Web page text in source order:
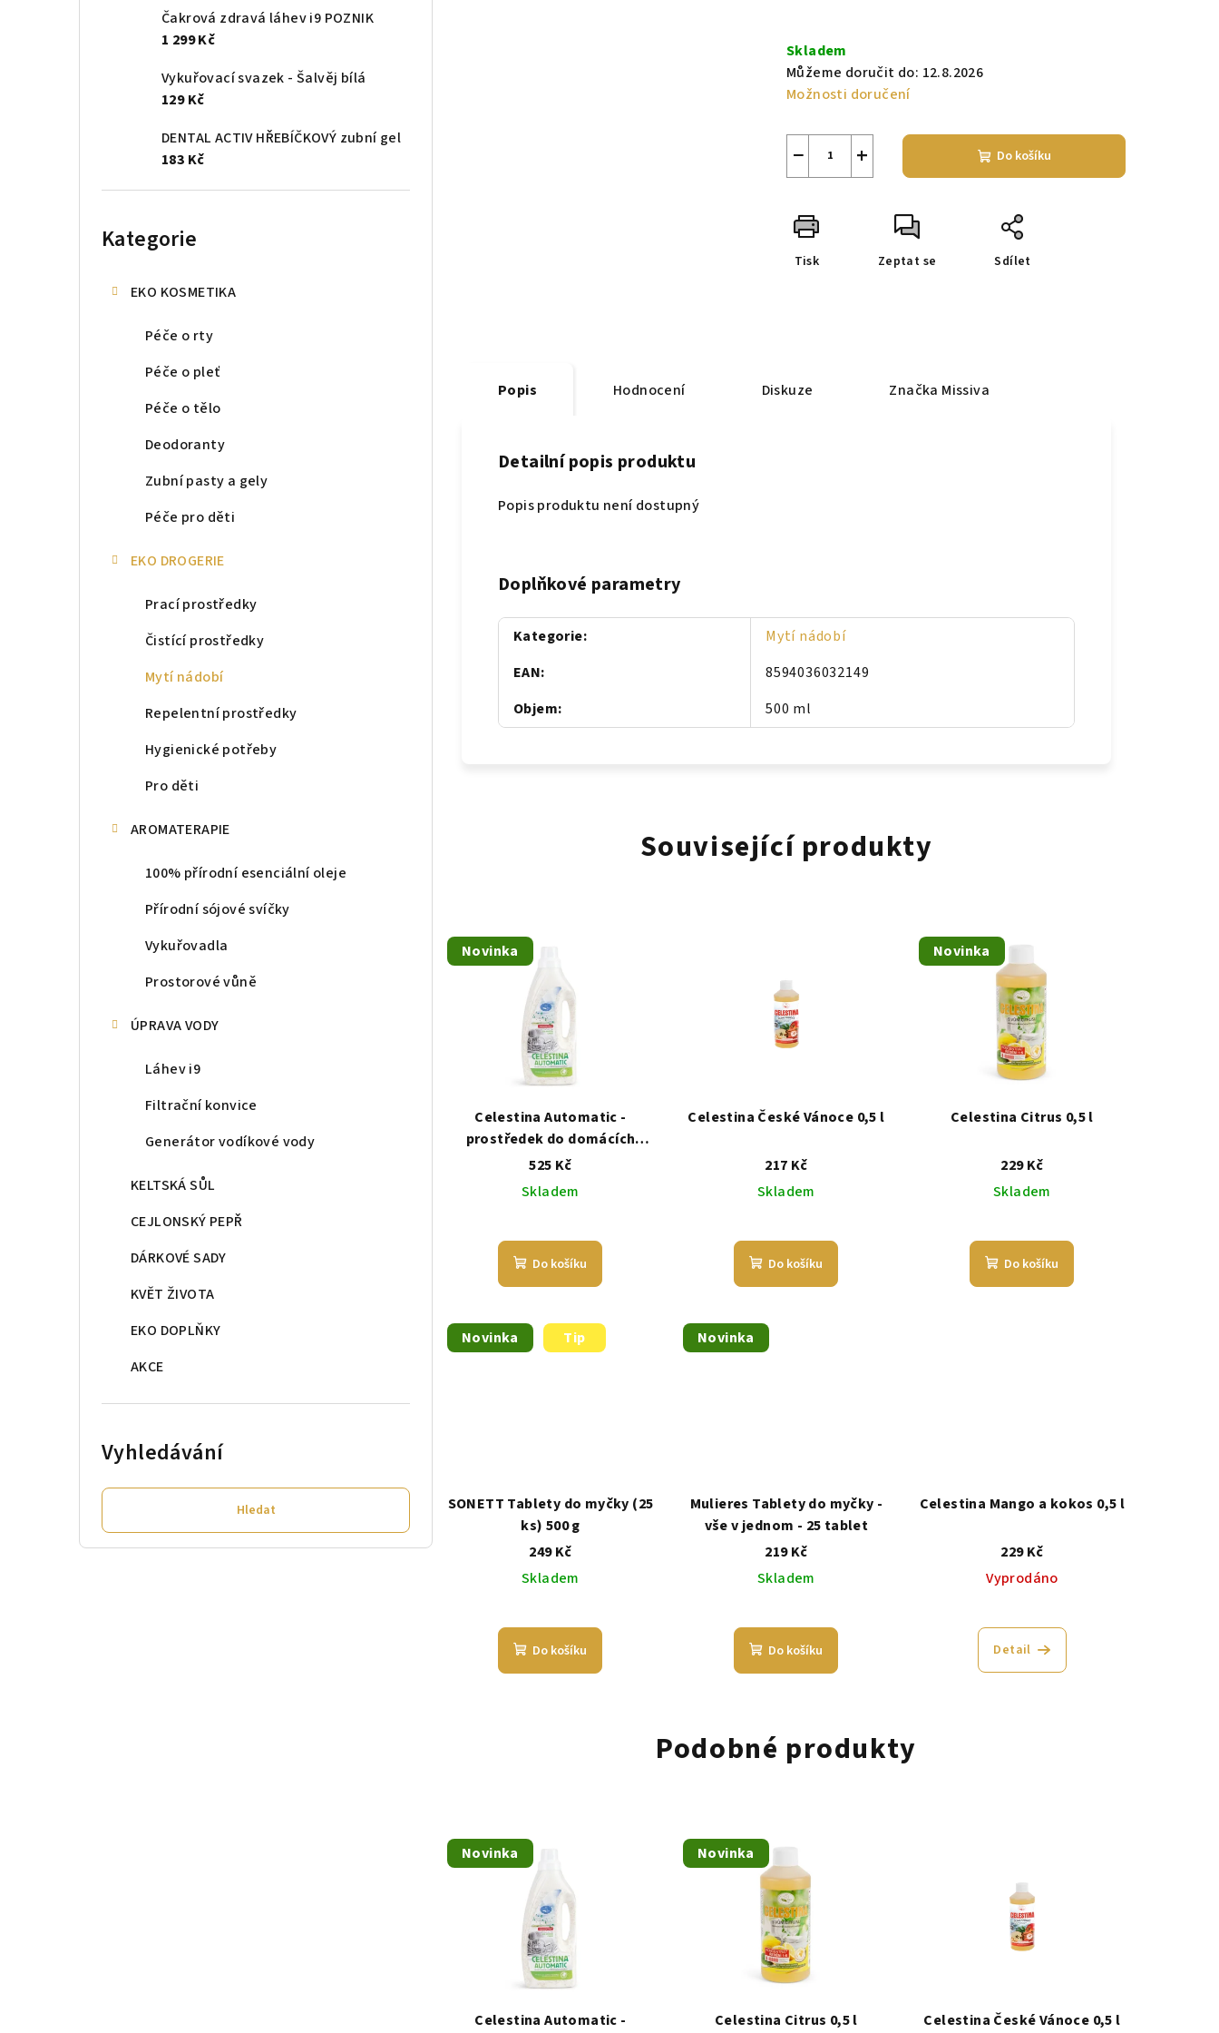
Čakrová zdravá láhev i9 POZNIK
1 299 Kč
Vykuřovací svazek - Šalvěj bílá
129 Kč
DENTAL ACTIV HŘEBÍČKOVÝ zubní gel
183 Kč
Kategorie
EKO KOSMETIKA
Péče o rty
Péče o pleť
Péče o tělo
Deodoranty
Zubní pasty a gely
Péče pro děti
EKO DROGERIE
Prací prostředky
Čistící prostředky
Mytí nádobí
Repelentní prostředky
Hygienické potřeby
Pro děti
AROMATERAPIE
100% přírodní esenciální oleje
Přírodní sójové svíčky
Vykuřovadla
Prostorové vůně
ÚPRAVA VODY
Láhev i9
Filtrační konvice
Generátor vodíkové vody
KELTSKÁ SŮL
CEJLONSKÝ PEPŘ
DÁRKOVÉ SADY
KVĚT ŽIVOTA
EKO DOPLŇKY
AKCE
Vyhledávání
Hledat
cena:
Skladem
Můžeme doručit do: 12.8.2026
Možnosti doručení
+
− Do košíku
Tisk Zeptat se Sdílet
Popis Hodnocení Diskuze Značka Missiva
Detailní popis produktu
Popis produktu není dostupný
Doplňkové parametry
Kategorie:
Mytí nádobí
EAN:
8594036032149
Objem: 500 ml
Související produkty
Novinka
Celestina Automatic -
prostředek do domácích
myček na nádobí
525 Kč
Skladem
Do košíku
Celestina České Vánoce 0,5 l
217 Kč
Skladem
Do košíku
Novinka
Celestina Citrus 0,5 l
229 Kč
Skladem
Do košíku
Novinka Tip
SONETT Tablety do myčky (25
ks) 500 g
249 Kč
Skladem
Do košíku
Novinka
Mulieres Tablety do myčky -
vše v jednom - 25 tablet
219 Kč
Skladem
Do košíku
Celestina Mango a kokos 0,5 l
229 Kč
Vyprodáno
Detail
Podobné produkty
Novinka
Celestina Automatic -
Novinka
Celestina Citrus 0,5 l Celestina České Vánoce 0,5 l